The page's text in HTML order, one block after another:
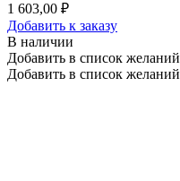
1 603,00 ₽
Добавить к заказу
В наличии
Добавить в список желаний
Добавить в список желаний